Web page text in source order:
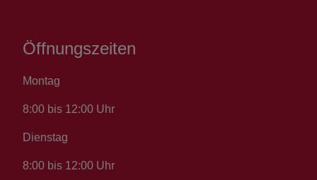
Öffnungszeiten
Montag
8:00 bis 12:00 Uhr
Dienstag
8:00 bis 12:00 Uhr